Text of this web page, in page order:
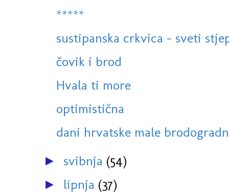
*****
sustipanska crkvica - sveti
čovik i brod
Hvala ti more
optimistična
dani hrvatske male
► svibnja (54)
► lipnja (37)